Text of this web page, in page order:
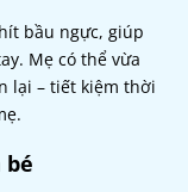
bầu ngực, giúp
Mẹ có thể vừa
lại – tiết kiệm thời
bé